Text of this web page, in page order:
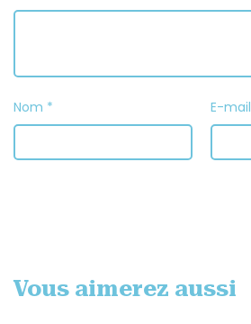
Nom * E-mail
Vous aimerez aussi